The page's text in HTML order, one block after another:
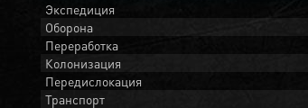
Экспедиция
Оборона
Переработка
Колонизация
Передислокация
Транспорт